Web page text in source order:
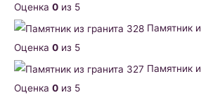
Оценка 0 из 5
Памятник
Оценка 0 из 5
Памятник
Оценка 0 из 5